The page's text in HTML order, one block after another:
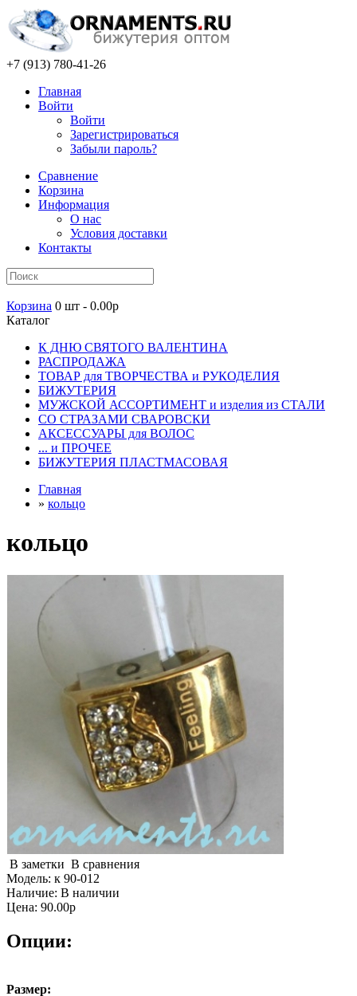
+7 (913) 780-41-26
Главная
Войти
Войти
Зарегистрироваться
Забыли пароль?
Сравнение
Корзина
Информация
О нас
Условия доставки
Контакты
Корзина 0 шт - 0.00р
Каталог
К ДНЮ СВЯТОГО ВАЛЕНТИНА
РАСПРОДАЖА
ТОВАР для ТВОРЧЕСТВА и РУКОДЕЛИЯ
БИЖУТЕРИЯ
МУЖСКОЙ АССОРТИМЕНТ и изделия из СТАЛИ
СО СТРАЗАМИ СВАРОВСКИ
АКСЕССУАРЫ для ВОЛОС
... и ПРОЧЕЕ
БИЖУТЕРИЯ ПЛАСТМАСОВАЯ
Главная
» кольцо
кольцо
В заметки В сравнения
Модель: к 90-012
Наличие: В наличии
Цена: 90.00р
Опции:
Размер: